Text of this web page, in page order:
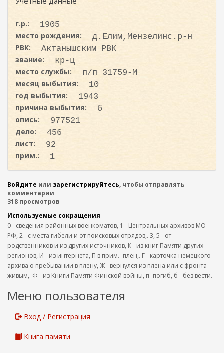
и
г.р.:
1905
место рождения:
д.Елим,Мензелинс.р-н
РВК:
Актанышским РВК
звание:
кр-ц
место службы:
п/п 31759-М
месяц выбытия:
10
год выбытия:
1943
причина выбытия:
б
опись:
977521
дело:
456
лист:
92
прим.:
1
Войдите или зарегистрируйтесь, чтобы отправлять
комментарии
318 просмотров
Используемые сокращения
0 - сведения районных военкоматов, 1 - Центральных архивов МО
РФ, 2 - с места гибели и от поисковых отрядов,. 3, 5 - от
родственников и из других источников, К - из книг Памяти других
регионов, И - из интернета, П в прим.- плен,. Г - карточка немецкого
архива о пребывании в плену, Ж - вернулся из плена или с фронта
живым,. Ф - из Книги Памяти Финской войны, п- погиб, б - без вести.
Меню пользователя
Вход / Регистрация
Книга памяти